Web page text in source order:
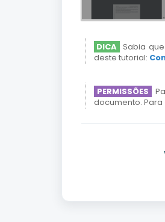
DICA Sabia
deste tutorial:
PERMISSÕES
documento.